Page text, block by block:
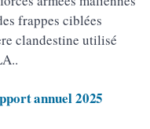
frappes ciblées
clandestine utilisé
annuel 2025